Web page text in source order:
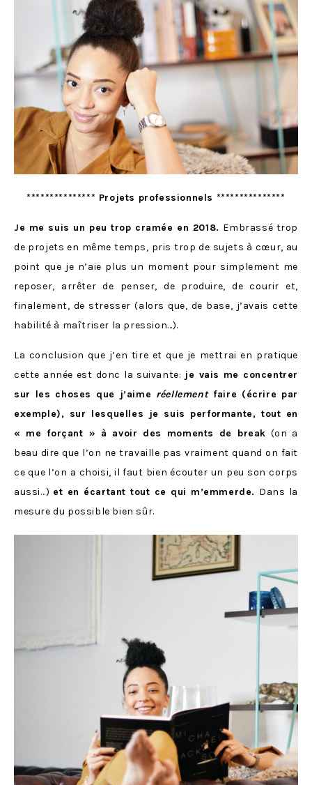
*************** Projets professionnels ***************
Je me suis un peu trop cramée en 2018. Embrassé trop
de projets en même temps, pris trop de sujets à cœur, au
point que je n’aie plus un moment pour simplement me
reposer, arrêter de penser, de produire, de courir et,
finalement, de stresser (alors que, de base, j’avais cette
habilité à maîtriser la pression…).
La conclusion que j’en tire et que je mettrai en pratique
cette année est donc la suivante: je vais me concentrer
sur les choses que j’aime réellementfaire (écrire par
exemple), sur lesquelles je suis performante, tout en
« me forçant » à avoir des moments de break (on a
beau dire que l’on ne travaille pas vraiment quand on fait
ce que l’on a choisi, il faut bien écouter un peu son corps
aussi…) et en écartant tout ce qui m’emmerde. Dans la
mesure du possible bien sûr.